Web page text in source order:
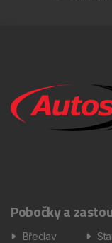
Pobočky a
Břeclav